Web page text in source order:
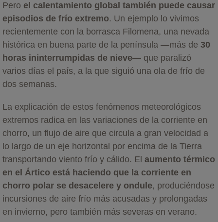
Pero el calentamiento global también puede causar
episodios de frío extremo. Un ejemplo lo vivimos
recientemente con la borrasca Filomena, una nevada
histórica en buena parte de la península —más de 30
horas ininterrumpidas de nieve— que paralizó
varios días el país, a la que siguió una ola de frío de
dos semanas.
La explicación de estos fenómenos meteorológicos
extremos radica en las variaciones de la corriente en
chorro, un flujo de aire que circula a gran velocidad a
lo largo de un eje horizontal por encima de la Tierra
transportando viento frío y cálido. El aumento térmico
en el Ártico está haciendo que la corriente en
chorro polar se desacelere y ondule, produciéndose
incursiones de aire frío más acusadas y prolongadas
en invierno, pero también más severas en verano.